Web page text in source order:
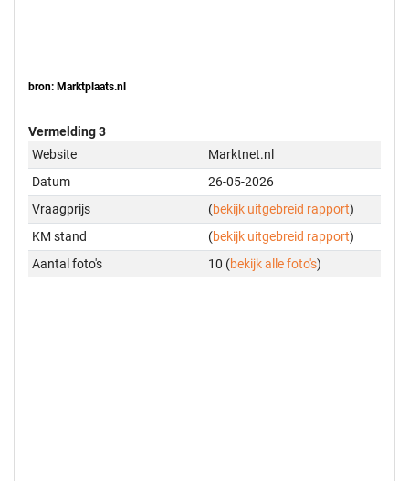
bron: Marktplaats.nl
Vermelding 3
Website
Marktnet.nl
Datum
26-05-2026
Vraagprijs
(bekijk uitgebreid rapport)
KM stand
(bekijk uitgebreid rapport)
Aantal foto's
10 (bekijk alle foto's)